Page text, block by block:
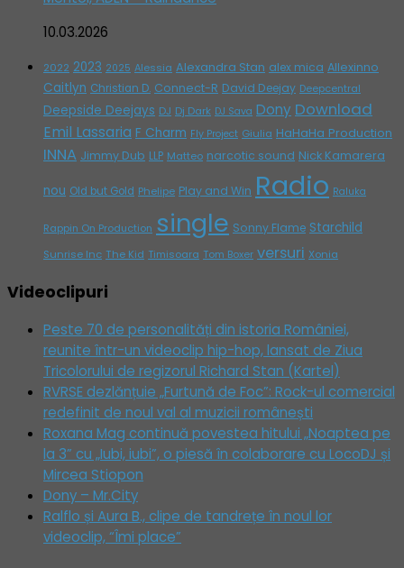
10.03.2026
2022 2023 2025 Alessia Alexandra Stan alex mica Allexinno
Caitlyn Christian D. Connect-R David Deejay Deepcentral
Deepside Deejays DJ Dj Dark DJ Sava Dony Download
Emil Lassaria F Charm Fly Project Giulia HaHaHa Production
INNA Jimmy Dub LLP Matteo narcotic sound Nick Kamarera
nou Old but Gold Phelipe Play and Win Radio Raluka
Rappin On Production single Sonny Flame Starchild
Sunrise Inc The Kid Timisoara Tom Boxer versuri Xonia
Videoclipuri
Peste 70 de personalități din istoria României,
reunite într-un videoclip hip-hop, lansat de Ziua
Tricolorului de regizorul Richard Stan (Kartel)
RVRSE dezlănțuie „Furtună de Foc”: Rock-ul comercial
redefinit de noul val al muzicii românești
Roxana Mag continuă povestea hitului „Noaptea pe
la 3” cu „Iubi, iubi”, o piesă în colaborare cu LocoDJ și
Mircea Stiopon
Dony – Mr.City
Ralflo și Aura B., clipe de tandrețe în noul lor
videoclip, “Îmi place”